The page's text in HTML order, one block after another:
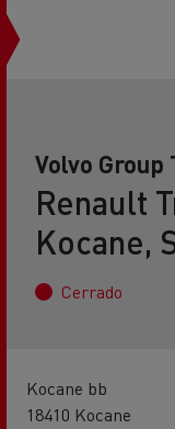
Volvo
Renault
Kocane,
Cerrado
Kocane bb
18410 Kocane